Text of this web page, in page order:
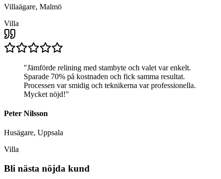
Villaägare, Malmö
Villa
"Jämförde relining med stambyte och valet var enkelt.
Sparade 70% på kostnaden och fick samma resultat.
Processen var smidig och teknikerna var professionella.
Mycket nöjd!"
Peter Nilsson
Husägare, Uppsala
Villa
Bli nästa nöjda kund